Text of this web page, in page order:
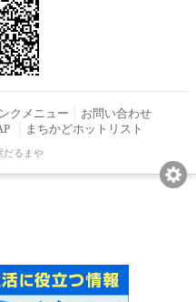
クメニュー
お問い合わせ
まちかどホットリスト
だるまや